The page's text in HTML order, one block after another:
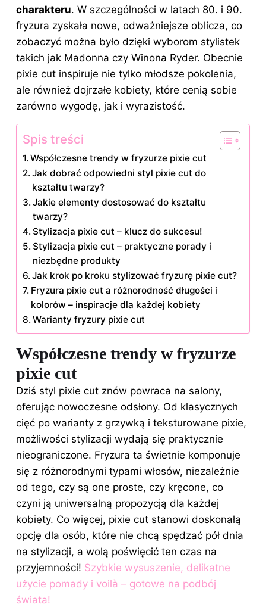
charakteru. W szczególności w latach 80. i 90.
fryzura zyskała nowe, odważniejsze oblicza, co
zobaczyć można było dzięki wyborom stylistek
takich jak Madonna czy Winona Ryder. Obecnie
pixie cut inspiruje nie tylko młodsze pokolenia,
ale również dojrzałe kobiety, które cenią sobie
zarówno wygodę, jak i wyrazistość.
Spis treści
Współczesne trendy w fryzurze pixie cut
Jak dobrać odpowiedni styl pixie cut do
kształtu twarzy?
Jakie elementy dostosować do kształtu
twarzy?
Stylizacja pixie cut – klucz do sukcesu!
Stylizacja pixie cut – praktyczne porady i
niezbędne produkty
Jak krok po kroku stylizować fryzurę pixie cut?
Fryzura pixie cut a różnorodność długości i
kolorów – inspiracje dla każdej kobiety
Warianty fryzury pixie cut
Współczesne trendy w fryzurze
pixie cut
Dziś styl pixie cut znów powraca na salony,
oferując nowoczesne odsłony. Od klasycznych
cięć po warianty z grzywką i teksturowane pixie,
możliwości stylizacji wydają się praktycznie
nieograniczone. Fryzura ta świetnie komponuje
się z różnorodnymi typami włosów, niezależnie
od tego, czy są one proste, czy kręcone, co
czyni ją uniwersalną propozycją dla każdej
kobiety. Co więcej, pixie cut stanowi doskonałą
opcję dla osób, które nie chcą spędzać pół dnia
na stylizacji, a wolą poświęcić ten czas na
przyjemności! Szybkie wysuszenie, delikatne
użycie pomady i voilà – gotowe na podbój
świata!